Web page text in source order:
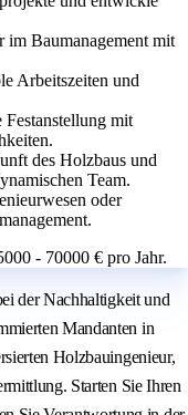
im Baumanagement mit
Arbeitszeiten und
Festanstellung mit
des Holzbaus und
Team.
oder
- 70000 € pro Jahr.
der Nachhaltigkeit und
Mandanten in
Holzbauingenieur,
Starten Sie Ihren